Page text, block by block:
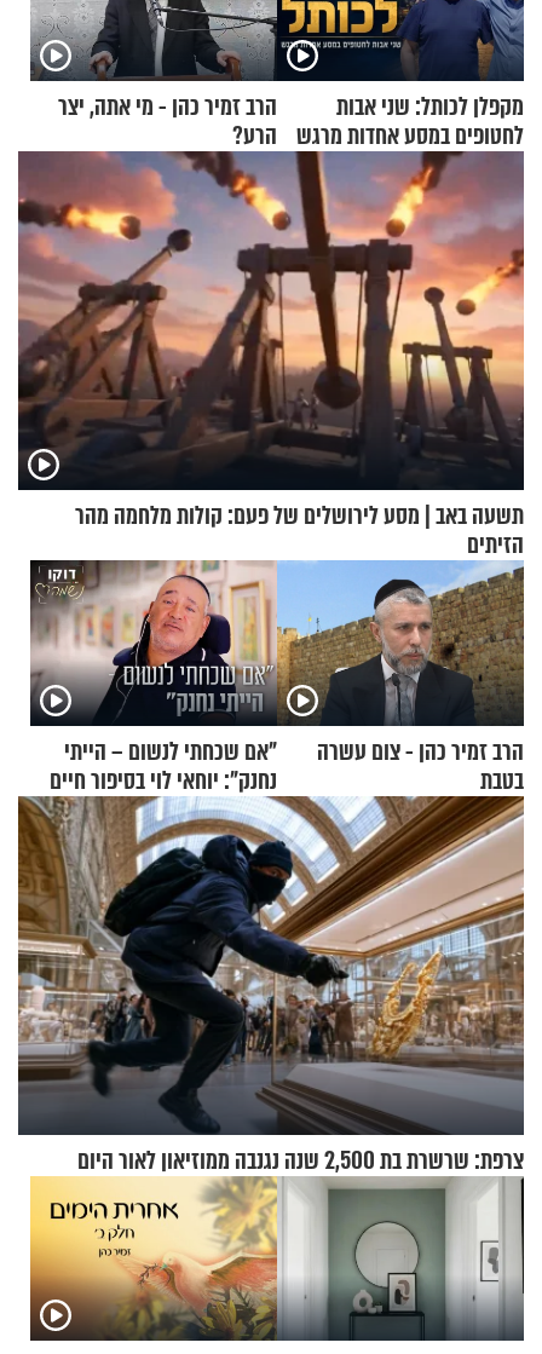
מקפלן לכותל: שני אבות
לחטופים במסע אחדות מרגש
הרב זמיר כהן - מי אתה, יצר
הרע?
תשעה באב | מסע לירושלים של פעם: קולות מלחמה מהר
הזיתים
הרב זמיר כהן - צום עשרה
בטבת
"אם שכחתי לנשום – הייתי
נחנק": יוחאי לוי בסיפור חיים
מעורר השראה
צרפת: שרשרת בת 2,500 שנה נגנבה ממוזיאון לאור היום